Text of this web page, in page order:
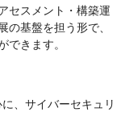
セスメント・構築運
の基盤を担う形で、
できます。
、サイバーセキュリ